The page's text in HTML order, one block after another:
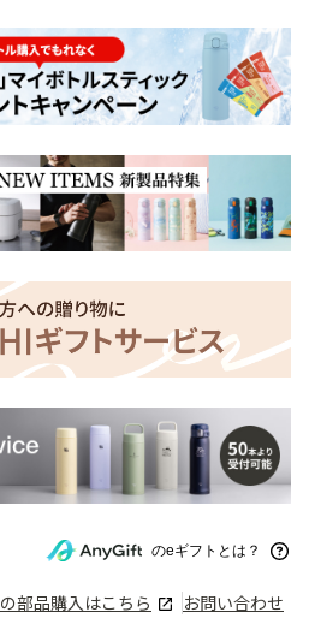
のeギフトとは？
の部品購入はこちら お問い合わせ